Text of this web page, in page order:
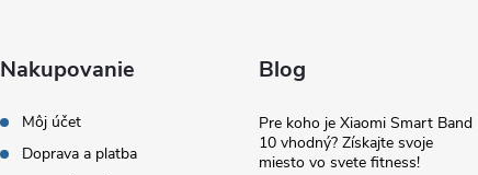
Nakupovanie
Môj účet
Doprava a platba
Blog
Pre koho je Xiaomi Smart Band
10 vhodný? Získajte svoje
miesto vo svete fitness!